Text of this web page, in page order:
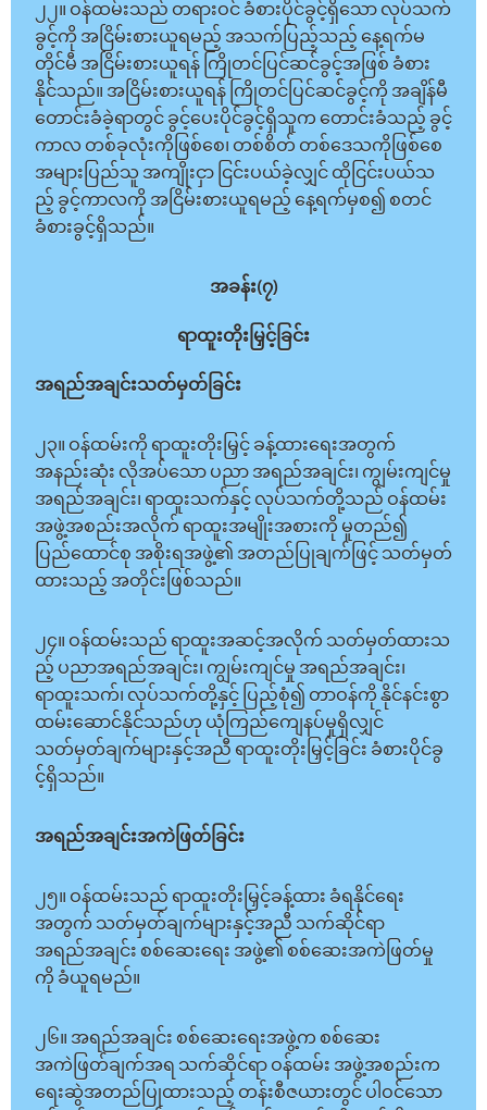
၂၂။ ဝန်ထမ်းသည် တရားဝင် ခံစားပိုင်ခွင့်ရှိသော လုပ်သက်
ခွင့်ကို အငြိမ်းစားယူရမည့် အသက်ပြည့်သည့် နေ့ရက်မ
တိုင်မီ အငြိမ်းစားယူရန် ကြိုတင်ပြင်ဆင်ခွင့်အဖြစ် ခံစား
နိုင်သည်။ အငြိမ်းစားယူရန် ကြိုတင်ပြင်ဆင်ခွင့်ကို အချိန်မီ
တောင်းခံခဲ့ရာတွင် ခွင့်ပေးပိုင်ခွင့်ရှိသူက တောင်းခံသည့် ခွင့်
ကာလ တစ်ခုလုံးကိုဖြစ်စေ၊ တစ်စိတ် တစ်ဒေသကိုဖြစ်စေ
အများပြည်သူ အကျိုးငှာ ငြင်းပယ်ခဲ့လျှင် ထိုငြင်းပယ်သ
ည့် ခွင့်ကာလကို အငြိမ်းစားယူရမည့် နေ့ရက်မှစ၍ စတင်
ခံစားခွင့်ရှိသည်။
အခန်း(၇)
ရာထူးတိုးမြှင့်ခြင်း
အရည်အချင်းသတ်မှတ်ခြင်း
၂၃။ ဝန်ထမ်းကို ရာထူးတိုးမြှင့် ခန့်ထားရေးအတွက်
အနည်းဆုံး လိုအပ်သော ပညာ အရည်အချင်း၊ ကျွမ်းကျင်မှု
အရည်အချင်း၊ ရာထူးသက်နှင့် လုပ်သက်တို့သည် ဝန်ထမ်း
အဖွဲ့အစည်းအလိုက် ရာထူးအမျိုးအစားကို မူတည်၍
ပြည်ထောင်စု အစိုးရအဖွဲ့၏ အတည်ပြုချက်ဖြင့် သတ်မှတ်
ထားသည့် အတိုင်းဖြစ်သည်။
၂၄။ ဝန်ထမ်းသည် ရာထူးအဆင့်အလိုက် သတ်မှတ်ထားသ
ည့် ပညာအရည်အချင်း၊ ကျွမ်းကျင်မှု အရည်အချင်း၊
ရာထူးသက်၊ လုပ်သက်တို့နှင့် ပြည့်စုံ၍ တာဝန်ကို နိုင်နင်းစွာ
ထမ်းဆောင်နိုင်သည်ဟု ယုံကြည်ကျေနပ်မှုရှိလျှင်
သတ်မှတ်ချက်များနှင့်အညီ ရာထူးတိုးမြှင့်ခြင်း ခံစားပိုင်ခွ
င့်ရှိသည်။
အရည်အချင်းအကဲဖြတ်ခြင်း
၂၅။ ဝန်ထမ်းသည် ရာထူးတိုးမြှင့်ခန့်ထား ခံရနိုင်ရေး
အတွက် သတ်မှတ်ချက်များနှင့်အညီ သက်ဆိုင်ရာ
အရည်အချင်း စစ်ဆေးရေး အဖွဲ့၏ စစ်ဆေးအကဲဖြတ်မှု
ကို ခံယူရမည်။
၂၆။ အရည်အချင်း စစ်ဆေးရေးအဖွဲ့က စစ်ဆေး
အကဲဖြတ်ချက်အရ သက်ဆိုင်ရာ ဝန်ထမ်း အဖွဲ့အစည်းက
ရေးဆွဲအတည်ပြုထားသည့် တန်းစီဇယားတွင် ပါဝင်သော